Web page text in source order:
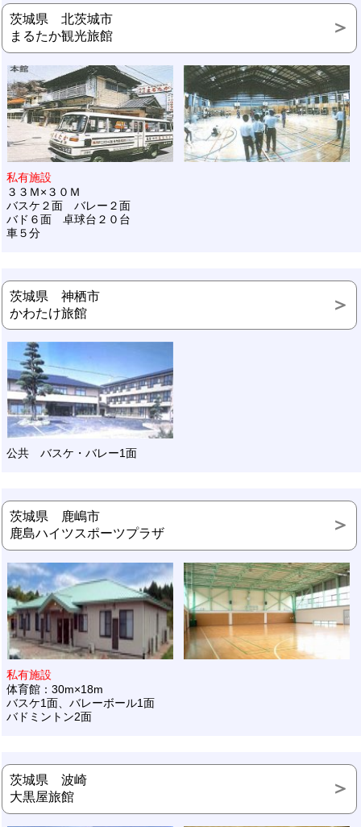
茨城県 北茨城市
まるたか観光旅館
私有施設
３３Ｍ×３０Ｍ
バスケ２面 バレー２面
バド６面 卓球台２０台
車５分
茨城県 神栖市
かわたけ旅館
公共 バスケ・バレー1面
茨城県 鹿嶋市
鹿島ハイツスポーツプラザ
私有施設
体育館：30m×18m
バスケ1面、バレーボール1面
バドミントン2面
茨城県 波崎
大黒屋旅館